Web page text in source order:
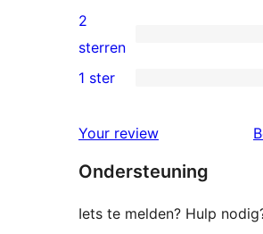
beoordeling
3
sterren
beoordeling
0
2
beoordeling
2
sterren
sterren
beoordeling
1 ster
Your review
Ondersteuning
Iets te melden? Hulp